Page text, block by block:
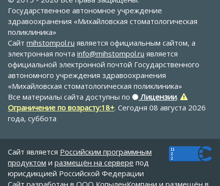
Государственное автономное учреждение
здравоохранения «Михайловская стоматологическая
поликлиника»
Сайт mihstompol.ru является официальным сайтом, а
электронная почта info@mihstompol.ru является
официальной электронной почтой Государственного
автономного учреждения здравоохранения
«Михайловская стоматологическая поликлиника»
Все материалы сайта доступны по
Лицензии.
Ограничение по возрасту:18+. Сегодня 08 августа 2026
года, суббота
Сайт является Российским программным
продуктом и размещён на сервере под
юрисдикцией Российской Федерации